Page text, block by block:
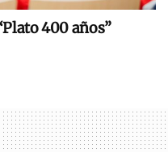
400 años”